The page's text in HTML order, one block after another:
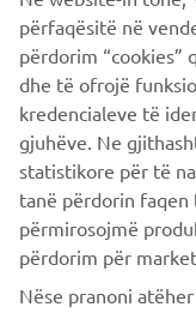
përfaqësitë në
përdorim “cookies”
dhe të ofrojë
kredencialeve të
gjuhëve. Ne
statistikore për të
tanë përdorin
përmirosojmë
përdorim për
Nëse pranoni